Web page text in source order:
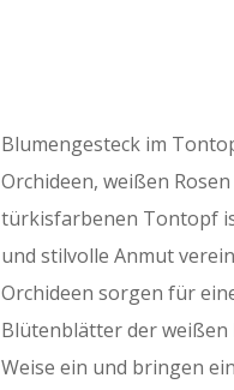
Blumengesteck im
Orchideen, weißen
türkisfarbenen Tontopf
und stilvolle Anmut
Orchideen sorgen für
Blütenblätter der weißen
Weise ein und bringen